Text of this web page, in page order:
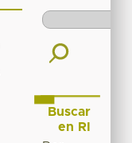
Buscar
en RI